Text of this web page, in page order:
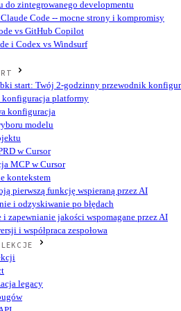
do zintegrowanego developmentu
Code -- mocne strony i kompromisy
vs GitHub Copilot
i Codex vs Windsurf
start: Twój 2-godzinny przewodnik
konfiguracja platformy
konfiguracja
modelu
w Cursor
MCP w Cursor
kontekstem
pierwszą funkcję wspieraną przez AI
i odzyskiwanie po błędach
i zapewnianie jakości wspomagane przez AI
i współpraca zespołowa
legacy